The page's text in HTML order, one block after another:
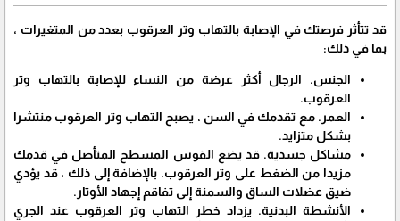
قد تتأثر فرصتك في الإصابة بالتهاب وتر العرقوب بعدد من المتغيرات ،
بما في ذلك:
الجنس. الرجال أكثر عرضة من النساء للإصابة بالتهاب وتر
العرقوب.
العمر. مع تقدمك في السن ، يصبح التهاب وتر العرقوب منتشرا
بشكل متزايد.
مشاكل جسدية. قد يضع القوس المسطح المتأصل في قدمك
مزيدا من الضغط على وتر العرقوب. بالإضافة إلى ذلك ، قد يؤدي
ضيق عضلات الساق والسمنة إلى تفاقم إجهاد الأوتار.
الأنشطة البدنية. يزداد خطر التهاب وتر العرقوب عند الجري